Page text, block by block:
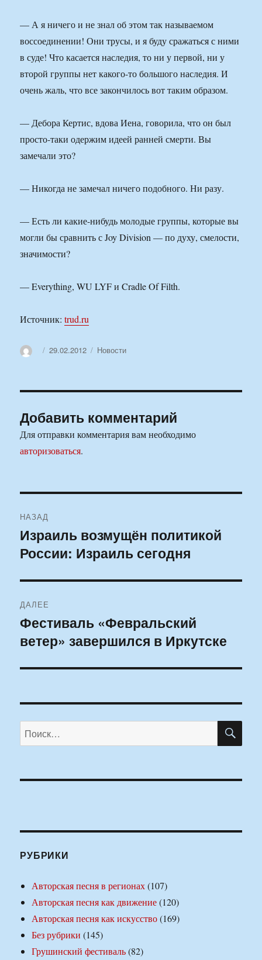
— А я ничего и не знал об этом так называемом
воссоединении! Они трусы, и я буду сражаться с ними
в суде! Что касается наследия, то ни у первой, ни у
второй группы нет какого-то большого наследия. И
очень жаль, что все закончилось вот таким образом.
— Дебора Кертис, вдова Иена, говорила, что он был
просто-таки одержим идеей ранней смерти. Вы
замечали это?
— Никогда не замечал ничего подобного. Ни разу.
— Есть ли какие-нибудь молодые группы, которые вы
могли бы сравнить с Joy Division — по духу, смелости,
значимости?
— Everything, WU LYF и Cradle Of Filth.
Источник:trud.ru
АвторОпубликовано
29.02.2012 Рубрики
Новости
Добавить комментарий
Для отправки комментария вам необходимо
авторизоваться.
по
записям
НАЗАД
Предыдущая
запись:
Израиль возмущён политикой
России: Израиль сегодня
ДАЛЕЕ
Следующая
запись:
Фестиваль «Февральский
ветер» завершился в Иркутске
Искать:
РУБРИКИ
Авторская песня в регионах(107)
Авторская песня как движение(120)
Авторская песня как искусство(169)
Без рубрики (145)
Грушинский фестиваль(82)